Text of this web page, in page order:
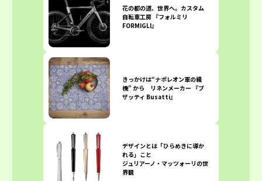
花の都の道、世界へ。カスタム
自転車工房 『フォルミリ
FORMIGLI』
きっかけは“ナポレオン軍の織
機” から リネンメーカー 『ブ
ザッティ Busatti』
デザインとは「ひらめきに導か
れる」こと
ジュリアーノ・マッツォーリの世
界観